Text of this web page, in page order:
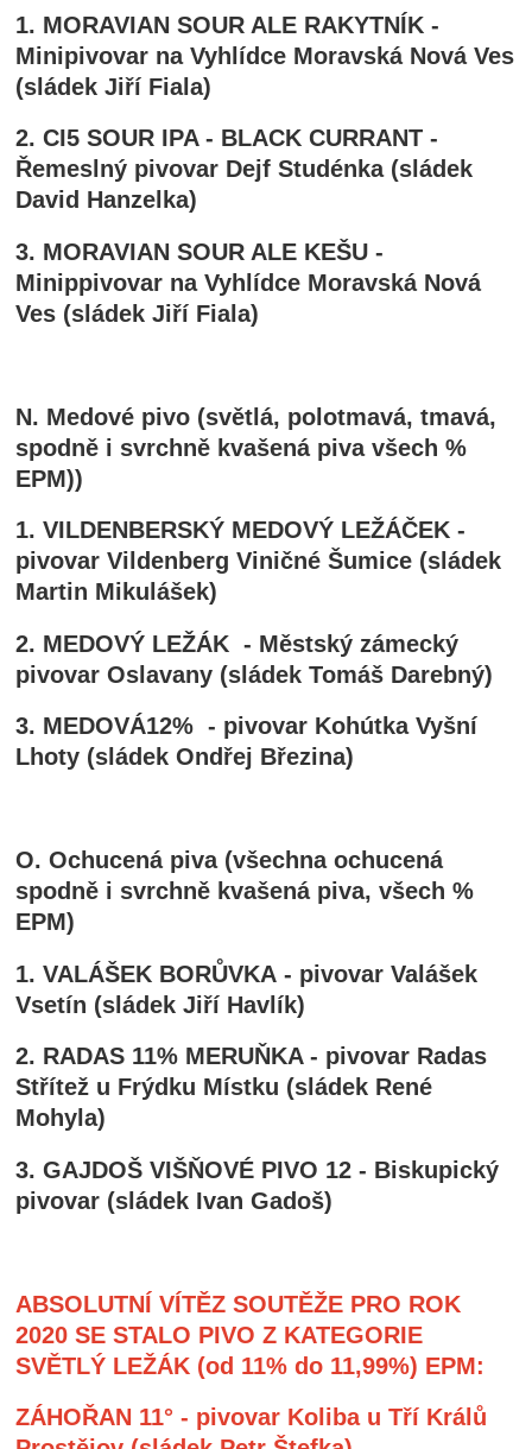
1. MORAVIAN SOUR ALE RAKYTNÍK -
Minipivovar na Vyhlídce Moravská Nová Ves
(sládek Jiří Fiala)
2. CI5 SOUR IPA - BLACK CURRANT -
Řemeslný pivovar Dejf Studénka (sládek
David Hanzelka)
3. MORAVIAN SOUR ALE KEŠU -
Minippivovar na Vyhlídce Moravská Nová
Ves (sládek Jiří Fiala)
N. Medové pivo (světlá, polotmavá, tmavá,
spodně i svrchně kvašená piva všech %
EPM))
1. VILDENBERSKÝ MEDOVÝ LEŽÁČEK -
pivovar Vildenberg Viničné Šumice (sládek
Martin Mikulášek)
2. MEDOVÝ LEŽÁK - Městský zámecký
pivovar Oslavany (sládek Tomáš Darebný)
3. MEDOVÁ12% - pivovar Kohútka Vyšní
Lhoty (sládek Ondřej Březina)
O. Ochucená piva (všechna ochucená
spodně i svrchně kvašená piva, všech %
EPM)
1. VALÁŠEK BORŮVKA - pivovar Valášek
Vsetín (sládek Jiří Havlík)
2. RADAS 11% MERUŇKA - pivovar Radas
Střítež u Frýdku Místku (sládek René
Mohyla)
3. GAJDOŠ VIŠŇOVÉ PIVO 12 - Biskupický
pivovar (sládek Ivan Gadoš)
ABSOLUTNÍ VÍTĚZ SOUTĚŽE PRO ROK
2020 SE STALO PIVO Z KATEGORIE
SVĚTLÝ LEŽÁK (od 11% do 11,99%) EPM:
ZÁHOŘAN 11° - pivovar Koliba u Tří Králů